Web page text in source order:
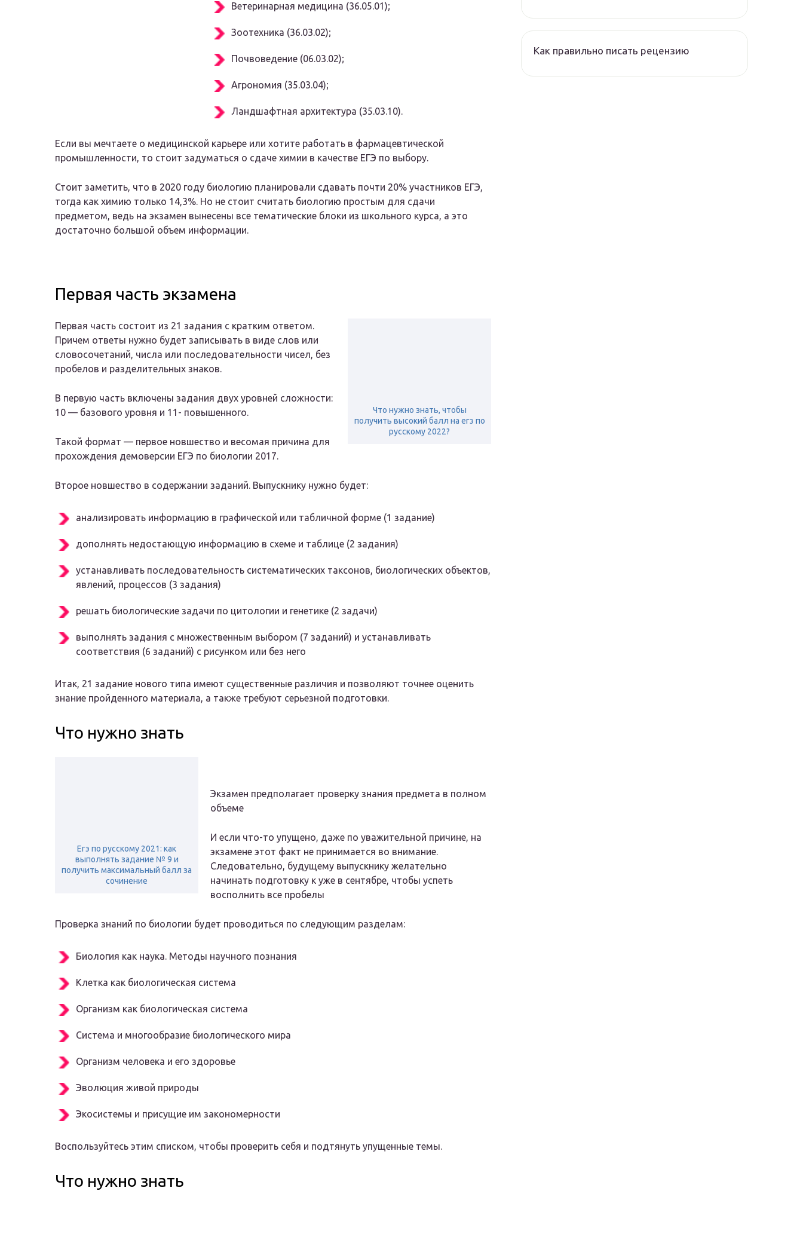
Ветеринарная медицина (36.05.01);
Зоотехника (36.03.02);
Почвоведение (06.03.02);
Агрономия (35.03.04);
Ландшафтная архитектура (35.03.10).
Если вы мечтаете о медицинской карьере или хотите работать в фармацевтической
промышленности, то стоит задуматься о сдаче химии в качестве ЕГЭ по выбору.
Стоит заметить, что в 2020 году биологию планировали сдавать почти 20% участников ЕГЭ,
тогда как химию только 14,3%. Но не стоит считать биологию простым для сдачи
предметом, ведь на экзамен вынесены все тематические блоки из школьного курса, а это
достаточно большой объем информации.
Первая часть экзамена
Что нужно знать, чтобы
получить высокий балл на егэ по
русскому 2022?
Первая часть состоит из 21 задания с кратким ответом.
Причем ответы нужно будет записывать в виде слов или
словосочетаний, числа или последовательности чисел, без
пробелов и разделительных знаков.
В первую часть включены задания двух уровней сложности:
10 — базового уровня и 11- повышенного.
Такой формат — первое новшество и весомая причина для
прохождения демоверсии ЕГЭ по биологии 2017.
Второе новшество в содержании заданий. Выпускнику нужно будет:
анализировать информацию в графической или табличной форме (1 задание)
дополнять недостающую информацию в схеме и таблице (2 задания)
устанавливать последовательность систематических таксонов, биологических объектов,
явлений, процессов (3 задания)
решать биологические задачи по цитологии и генетике (2 задачи)
выполнять задания с множественным выбором (7 заданий) и устанавливать
соответствия (6 заданий) с рисунком или без него
Итак, 21 задание нового типа имеют существенные различия и позволяют точнее оценить
знание пройденного материала, а также требуют серьезной подготовки.
Что нужно знать
Егэ по русскому 2021: как
выполнять задание № 9 и
получить максимальный балл за
сочинение
Экзамен предполагает проверку знания предмета в полном
объеме
И если что-то упущено, даже по уважительной причине, на
экзамене этот факт не принимается во внимание.
Следовательно, будущему выпускнику желательно
начинать подготовку к уже в сентябре, чтобы успеть
восполнить все пробелы
Проверка знаний по биологии будет проводиться по следующим разделам:
Биология как наука. Методы научного познания
Клетка как биологическая система
Организм как биологическая система
Система и многообразие биологического мира
Организм человека и его здоровье
Эволюция живой природы
Экосистемы и присущие им закономерности
Воспользуйтесь этим списком, чтобы проверить себя и подтянуть упущенные темы.
Что нужно знать
Как правильно писать рецензию